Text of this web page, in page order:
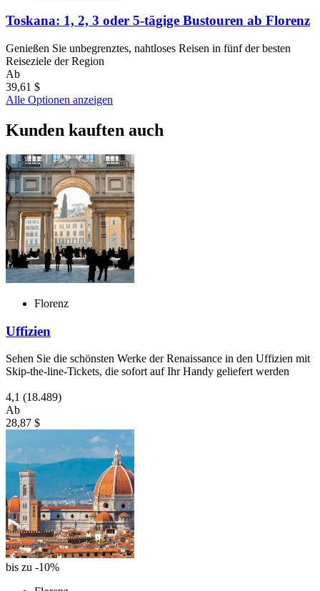
Toskana: 1, 2, 3 oder 5-tägige Bustouren ab Florenz
Genießen Sie unbegrenztes, nahtloses Reisen in fünf der besten
Reiseziele der Region
Ab
39,61 $
Alle Optionen anzeigen
Kunden kauften auch
Florenz
Uffizien
Sehen Sie die schönsten Werke der Renaissance in den Uffizien mit
Skip-the-line-Tickets, die sofort auf Ihr Handy geliefert werden
4,1 (18.489)
Ab
28,87 $
bis zu -10%